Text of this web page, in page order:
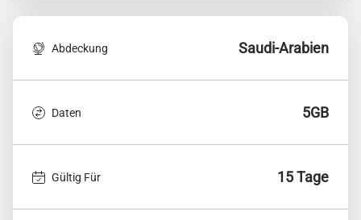
Abdeckung Saudi-Arabien
Daten 5GB
Gültig Für 15 Tage